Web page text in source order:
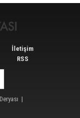
İletişim
RSS
|